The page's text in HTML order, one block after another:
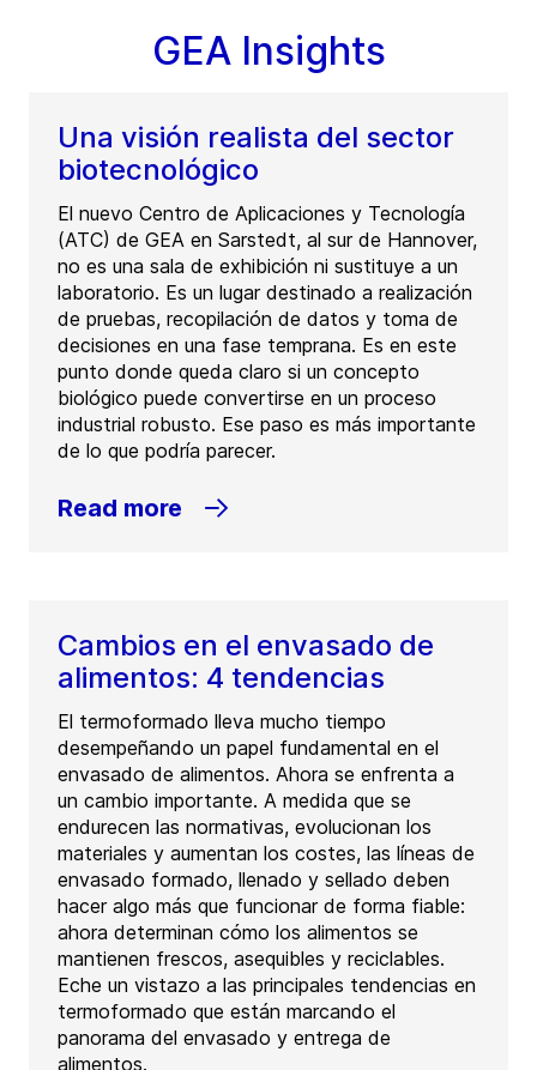
GEA Insights
Una visión realista del sector
biotecnológico
El nuevo Centro de Aplicaciones y Tecnología
(ATC) de GEA en Sarstedt, al sur de Hannover,
no es una sala de exhibición ni sustituye a un
laboratorio. Es un lugar destinado a realización
de pruebas, recopilación de datos y toma de
decisiones en una fase temprana. Es en este
punto donde queda claro si un concepto
biológico puede convertirse en un proceso
industrial robusto. Ese paso es más importante
de lo que podría parecer.
Read more
Cambios en el envasado de
alimentos: 4 tendencias
El termoformado lleva mucho tiempo
desempeñando un papel fundamental en el
envasado de alimentos. Ahora se enfrenta a
un cambio importante. A medida que se
endurecen las normativas, evolucionan los
materiales y aumentan los costes, las líneas de
envasado formado, llenado y sellado deben
hacer algo más que funcionar de forma fiable:
ahora determinan cómo los alimentos se
mantienen frescos, asequibles y reciclables.
Eche un vistazo a las principales tendencias en
termoformado que están marcando el
panorama del envasado y entrega de
alimentos.